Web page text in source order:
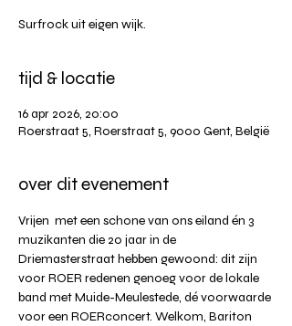
Surfrock uit eigen wijk.
tijd & locatie
16 apr 2026, 20:00
Roerstraat 5, Roerstraat 5, 9000 Gent, België
over dit evenement
Vrijen  met een schone van ons eiland én 3
muzikanten die 20 jaar in de
Driemasterstraat hebben gewoond: dit zijn
voor ROER redenen genoeg voor de lokale
band met Muide-Meulestede, dé voorwaarde
voor een ROERconcert. Welkom, Bariton